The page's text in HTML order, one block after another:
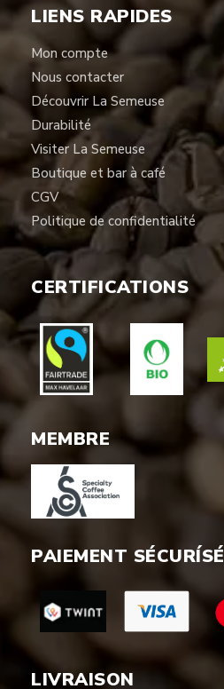
LIENS RAPIDES
Mon compte
Nous contacter
Découvrir La Semeuse
Durabilité
Visiter La Semeuse
Boutique et bar à café
CGV
Politique de confidentialité
CERTIFICATIONS
MEMBRE
PAIEMENT SÉCURÍSÉ
LIVRAISON